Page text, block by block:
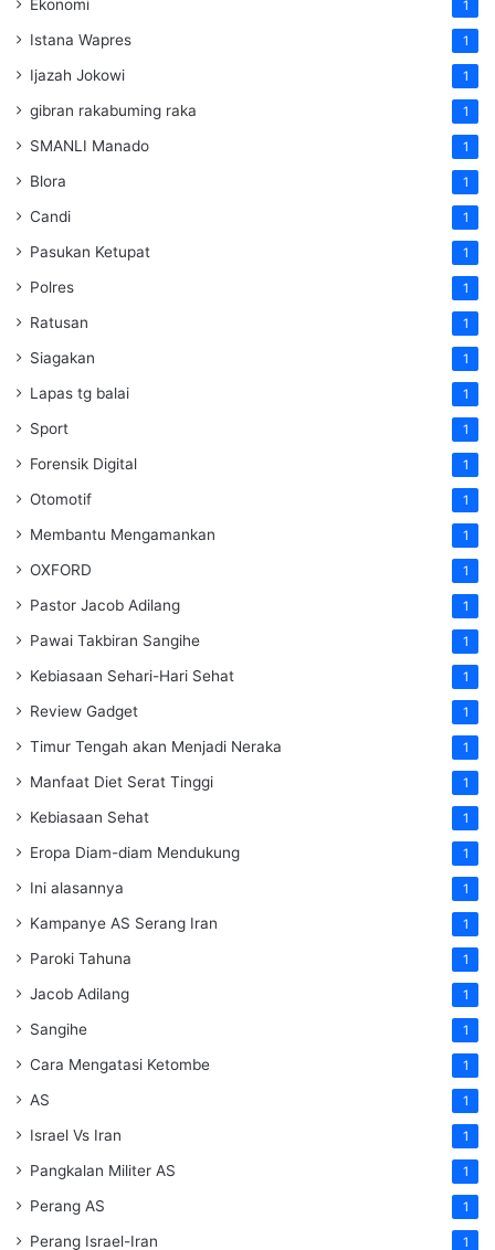
Ekonomi 1
Istana Wapres 1
Ijazah Jokowi 1
gibran rakabuming raka 1
SMANLI Manado 1
Blora 1
Candi 1
Pasukan Ketupat 1
Polres 1
Ratusan 1
Siagakan 1
Lapas tg balai 1
Sport 1
Forensik Digital 1
Otomotif 1
Membantu Mengamankan 1
OXFORD 1
Pastor Jacob Adilang 1
Pawai Takbiran Sangihe 1
Kebiasaan Sehari-Hari Sehat 1
Review Gadget 1
Timur Tengah akan Menjadi Neraka 1
Manfaat Diet Serat Tinggi 1
Kebiasaan Sehat 1
Eropa Diam-diam Mendukung 1
Ini alasannya 1
Kampanye AS Serang Iran 1
Paroki Tahuna 1
Jacob Adilang 1
Sangihe 1
Cara Mengatasi Ketombe 1
AS 1
Israel Vs Iran 1
Pangkalan Militer AS 1
Perang AS 1
Perang Israel-Iran 1